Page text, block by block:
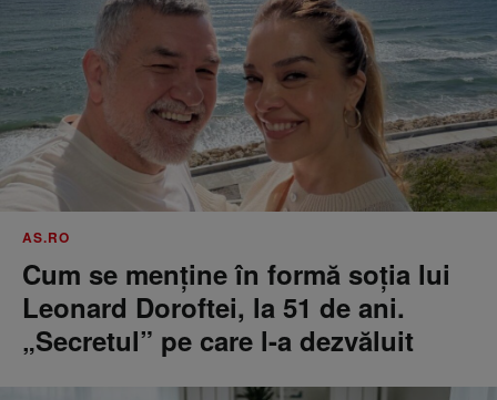
AS.RO
Cum se menţine în formă soţia lui
Leonard Doroftei, la 51 de ani.
„Secretul” pe care l-a dezvăluit